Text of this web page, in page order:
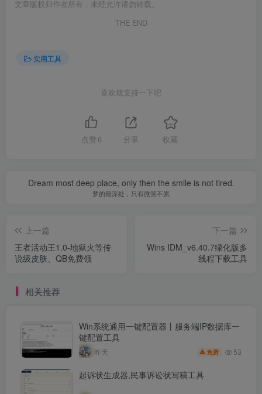
文章版权归作者所有，未经允许请勿转载。
THE END
实用工具
喜欢就支持一下吧
点赞 6 分享 收藏
Dream most deep place, only then the smile is not tired.
梦的最深处，只有微笑不累
上一篇
王者活动王1.0-地狱火等传
说级皮肤、QB免费领
下一篇
Wins IDM_v6.40.7绿化版多
线程下载工具
相关推荐
Win系统通用一键配置器丨服务端IP数据库一
键配置工具
昨天 免费 53
起诉状生成器,民事诉讼状写稿工具